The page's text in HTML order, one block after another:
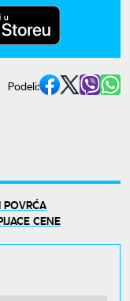
Podeli:
POVRĆA
CENE